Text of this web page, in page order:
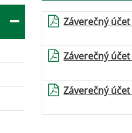
Záverečný
Záverečný
Záverečný